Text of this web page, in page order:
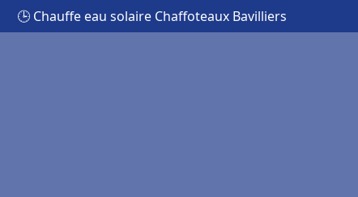
🕒 Chauffe eau solaire Chaffoteaux Bavilliers